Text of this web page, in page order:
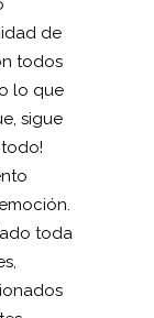
de
todos
lo que
sigue
toda